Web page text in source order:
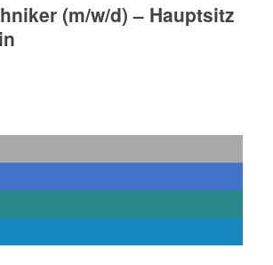
(m/w/d) – Hauptsitz